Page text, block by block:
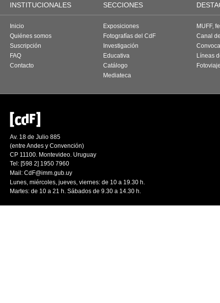
INSTITUCIONALES SECCIONES
Inicio
Quiénes somos
Suscripción
FAQ
Contacto
Exposiciones
Fotografías del CdF
Investigación
Educativa
Catálogo
Mediateca
MUFF,
Canal
Líneas
Av. 18 de Julio 885
(entre Andes y Convención)
CP 11100. Montevideo. Uruguay
Tel: [598 2] 1950 7960
Mail: CdF@imm.gub.uy
Lunes, miércoles, jueves, viernes: de 10 a 19.30 h.
Martes: de 10 a 21 h. Sábados de 9.30 a 14.30 h.